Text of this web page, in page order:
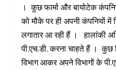
। कुछ फार्मा और बायोटेक
को मौके पर ही अपनी कंपनियों
लगातार आ रही हैं । हालांकी
पी.एच.डी. करना चाहते हैं । कुछ
विभाग आकर अपने विभागों के